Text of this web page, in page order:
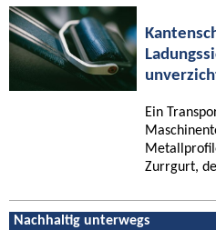
Ein
Zurrgurt,
Nachhaltig unterwegs